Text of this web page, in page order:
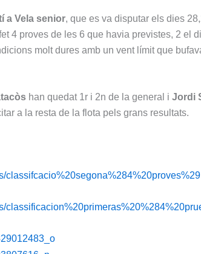
a Vela senior, que es va disputar els dies
4 proves de les 6 que havia previstes, 2 el
molt dures amb un vent límit que
han quedat 1r i 2n de la general i Jordi
a la resta de la flota pels grans resultats.